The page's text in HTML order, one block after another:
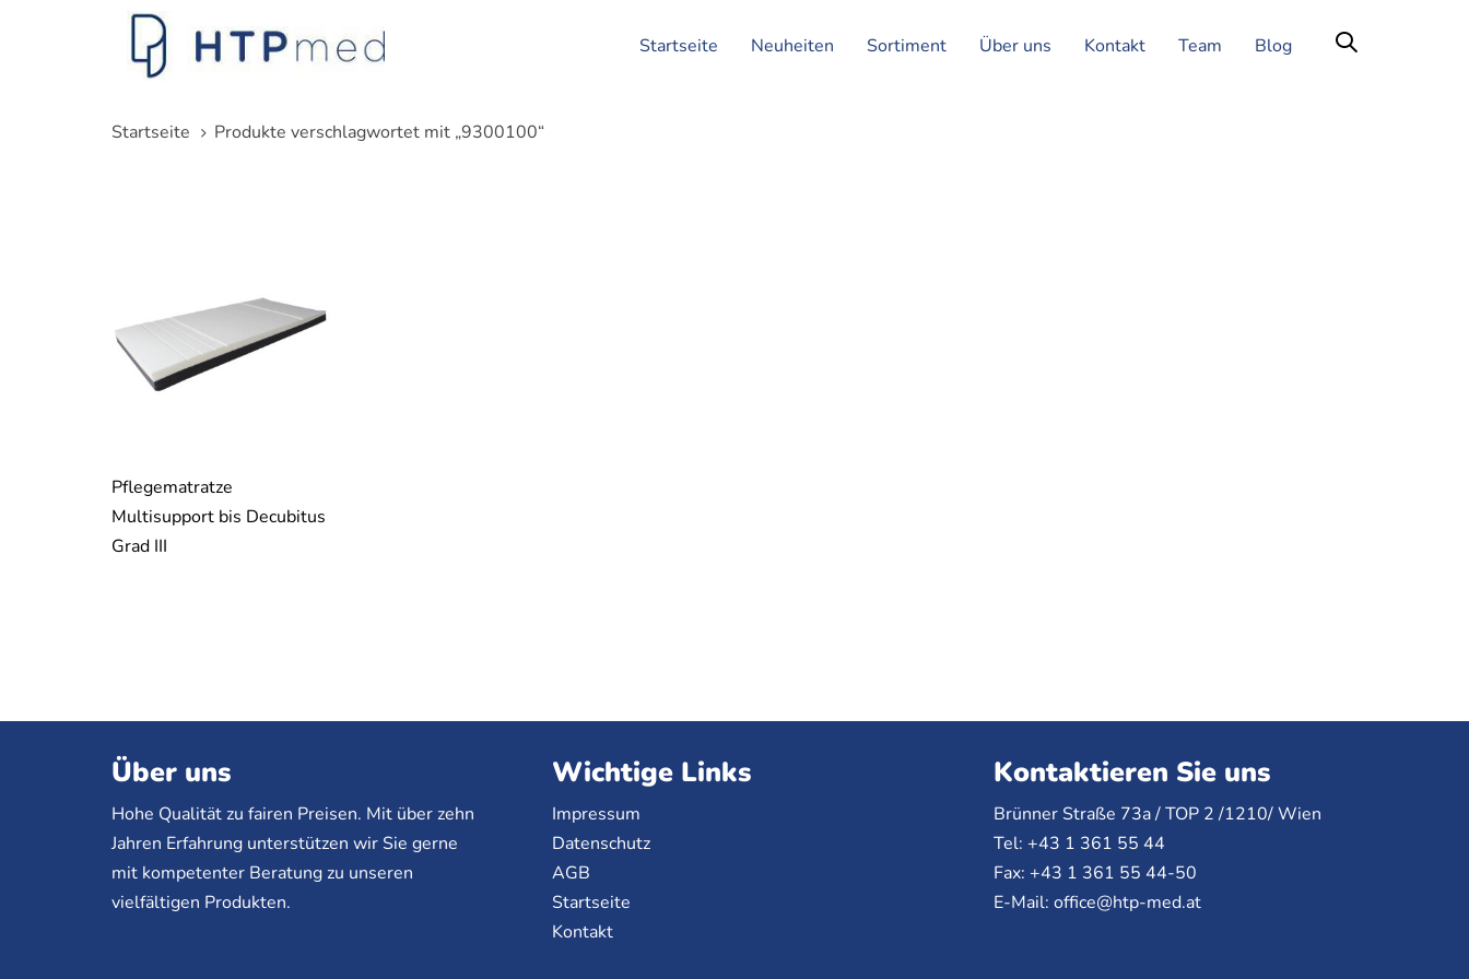
Startseite Neuheiten Sortiment Über uns Kontakt Team Blog
Startseite Produkte verschlagwortet mit „9300100“
Pflegematratze
Multisupport bis Decubitus
Grad III
Über uns
Hohe Qualität zu fairen Preisen. Mit über zehn
Jahren Erfahrung unterstützen wir Sie gerne
mit kompetenter Beratung zu unseren
vielfältigen Produkten.
Wichtige Links
Impressum
Datenschutz
AGB
Startseite
Kontakt
Kontaktieren Sie uns
Brünner Straße 73a /TOP2 /1210/ Wien
Tel: +43 1 361 55 44
Fax: +43 1 361 55 44-50
E-Mail: office@htp-med.at